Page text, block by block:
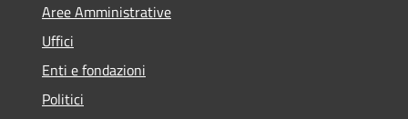
Aree Amministrative
Uffici
Enti e fondazioni
Politici